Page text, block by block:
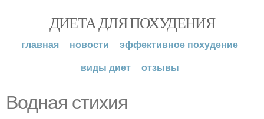
ДИЕТА ДЛЯ ПОХУДЕНИЯ
главная новости
эффективное похудение
виды диет
отзывы
Водная стихия